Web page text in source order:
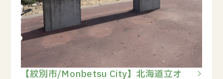
【紋別市/Monbetsu City】北海道立オ